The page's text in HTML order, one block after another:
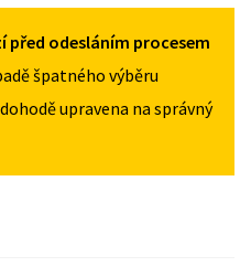
před odesláním procesem
špatného výběru
upravena na správný